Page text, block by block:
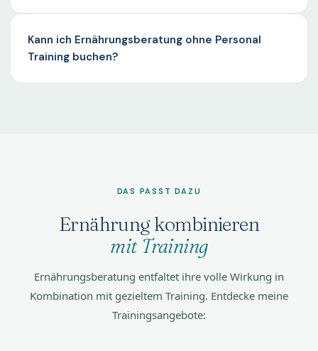
Kann ich Ernährungsberatung ohne Personal
Training buchen?
DAS PASST DAZU
Ernährung kombinieren
mit Training
Ernährungsberatung entfaltet ihre volle Wirkung in
Kombination mit gezieltem Training. Entdecke meine
Trainingsangebote: